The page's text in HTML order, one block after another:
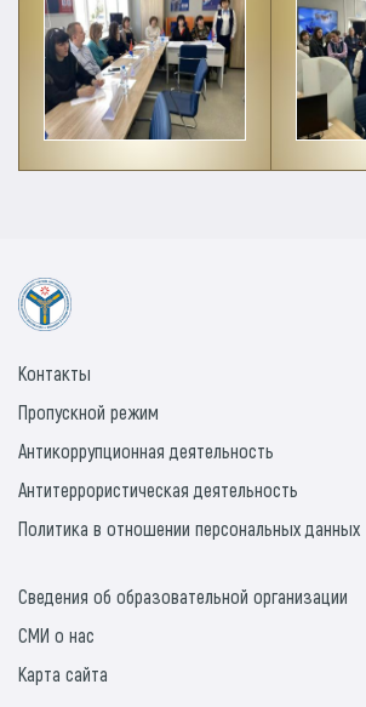
Контакты
Пропускной режим
Антикоррупционная деятельность
Антитеррористическая деятельность
Политика в отношении персональных данных
Сведения об образовательной организации
СМИ о нас
Карта сайта